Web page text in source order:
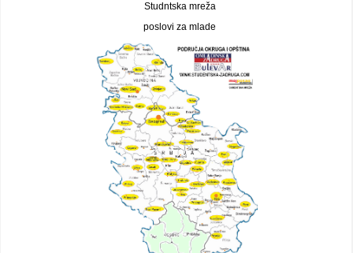
Studntska mreža
poslovi za mlade